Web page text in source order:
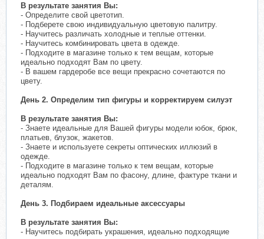
В результате занятия Вы:
- Определите свой цветотип.
- Подберете свою индивидуальную цветовую палитру.
- Научитесь различать холодные и теплые оттенки.
- Научитесь комбинировать цвета в одежде.
- Подходите в магазине только к тем вещам, которые
идеально подходят Вам по цвету.
- В вашем гардеробе все вещи прекрасно сочетаются по
цвету.
День 2. Определим тип фигуры и корректируем силуэт
В результате занятия Вы:
- Знаете идеальные для Вашей фигуры модели юбок, брюк,
платьев, блузок, жакетов.
- Знаете и используете секреты оптических иллюзий в
одежде.
- Подходите в магазине только к тем вещам, которые
идеально подходят Вам по фасону, длине, фактуре ткани и
деталям.
День 3. Подбираем идеальные аксессуары
В результате занятия Вы:
- Научитесь подбирать украшения, идеально подходящие